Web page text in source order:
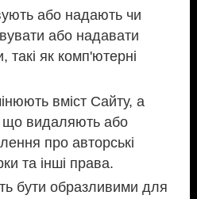
або надають чи
або надавати
такі як комп'ютерні
вміст Сайту, а
що видаляють або
про авторські
та інші права.
бути образливими для